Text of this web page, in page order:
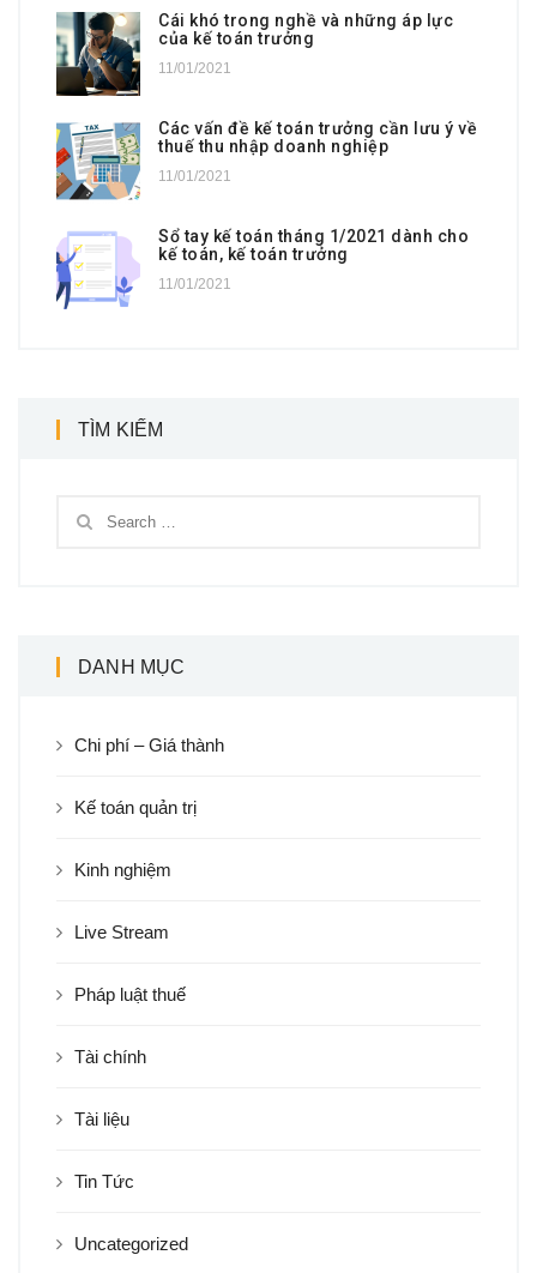
Cái khó trong nghề và những áp lực
của kế toán trưởng
11/01/2021
Các vấn đề kế toán trưởng cần lưu ý về
thuế thu nhập doanh nghiệp
11/01/2021
Sổ tay kế toán tháng 1/2021 dành cho
kế toán, kế toán trưởng
11/01/2021
TÌM KIẾM
DANH MỤC
Chi phí – Giá thành
Kế toán quản trị
Kinh nghiệm
Live Stream
Pháp luật thuế
Tài chính
Tài liệu
Tin Tức
Uncategorized